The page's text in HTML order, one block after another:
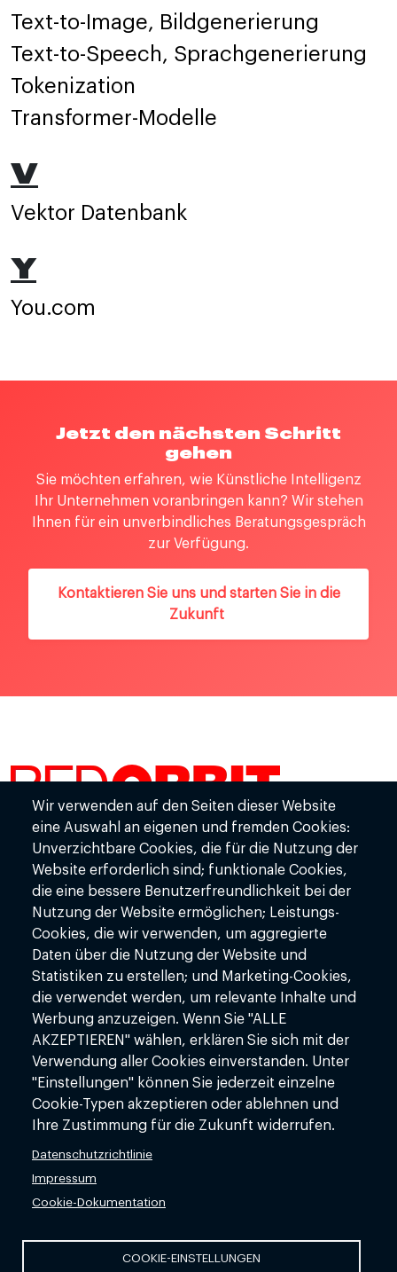
Text-to-Image, Bildgenerierung
Text-to-Speech, Sprachgenerierung
Tokenization
Transformer-Modelle
V
Vektor Datenbank
Y
You.com
Jetzt den nächsten Schritt
gehen
Sie möchten erfahren, wie Künstliche Intelligenz
Ihr Unternehmen voranbringen kann? Wir stehen
Ihnen für ein unverbindliches Beratungsgespräch
zur Verfügung.
Kontaktieren Sie uns und starten Sie in die
Zukunft
Wir verwenden auf den Seiten dieser Website
eine Auswahl an eigenen und fremden Cookies:
Unverzichtbare Cookies, die für die Nutzung der
Website erforderlich sind; funktionale Cookies,
die eine bessere Benutzerfreundlichkeit bei der
Nutzung der Website ermöglichen; Leistungs-
Cookies, die wir verwenden, um aggregierte
Daten über die Nutzung der Website und
Statistiken zu erstellen; und Marketing-Cookies,
die verwendet werden, um relevante Inhalte und
Werbung anzuzeigen. Wenn Sie "ALLE
AKZEPTIEREN" wählen, erklären Sie sich mit der
Verwendung aller Cookies einverstanden. Unter
"Einstellungen" können Sie jederzeit einzelne
Cookie-Typen akzeptieren oder ablehnen und
Ihre Zustimmung für die Zukunft widerrufen.
Datenschutzrichtlinie
Impressum
Cookie-Dokumentation
COOKIE-EINSTELLUNGEN
RedOrbit GmbH
Mondstr. 2-4
85622 Feldkirchen
Bürozeiten:
Mo - Fr: 08:00 - 18:00
+49(0)89 37963811
info@redorbit.ai
www.redorbit.ai
FOOTER MENU
Über uns
KI-Dienstleistungen
KI-Lösungen
KI-Glossar
FOOTER
Kontakt
Impressum
Datenschutz